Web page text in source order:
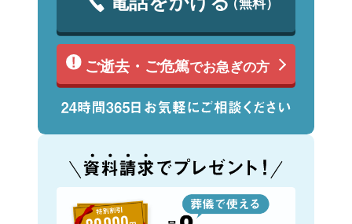
ご逝去・ご危篤でお急ぎの方